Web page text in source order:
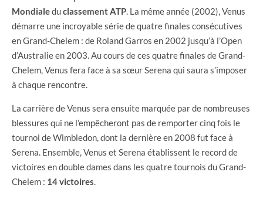
Mondialeduclassement ATP . La même année (2002), Venus
démarre une incroyable série de quatre finales consécutives
en Grand-Chelem : de Roland Garros en 2002 jusqu’à l’Open
d’Australie en 2003. Au cours de ces quatre finales de Grand-
Chelem, Venus fera face à sa sœur Serena qui saura s’imposer
à chaque rencontre.
La carrière de Venus sera ensuite marquée par de nombreuses
blessures qui ne l’empêcheront pas de remporter cinq fois le
tournoi de Wimbledon, dont la dernière en 2008 fut face à
Serena. Ensemble, Venus et Serena établissent le record de
victoires en double dames dans les quatre tournois du Grand-
Chelem : 14 victoires